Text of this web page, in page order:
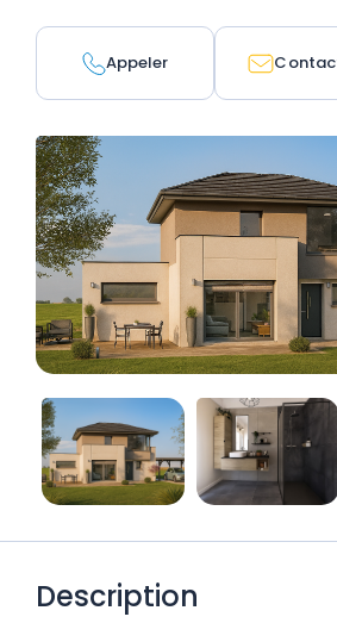
Appeler
Description